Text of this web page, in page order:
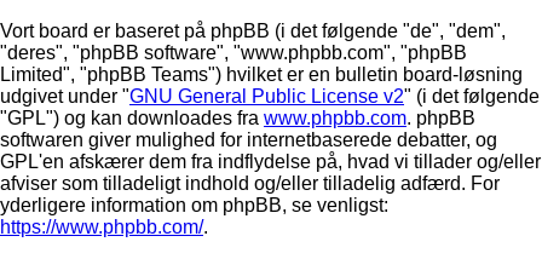
Vort board er baseret på phpBB (i det følgende "de", "dem",
"deres", "phpBB software", "www.phpbb.com", "phpBB
Limited", "phpBB Teams") hvilket er en bulletin board-løsning
udgivet under "GNU General Public License v2" (i det følgende
"GPL") og kan downloades fra www.phpbb.com. phpBB
softwaren giver mulighed for internetbaserede debatter, og
GPL'en afskærer dem fra indflydelse på, hvad vi tillader og/eller
afviser som tilladeligt indhold og/eller tilladelig adfærd. For
yderligere information om phpBB, se venligst:
https://www.phpbb.com/.